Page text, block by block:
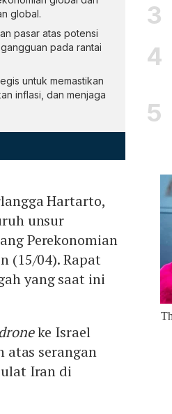
global.
pasar atas potensi
pada rantai
untuk memastikan
inflasi, dan menjaga
Hartarto,
unsur
Perekonomian
(15/04). Rapat
yang saat ini
ke Israel
atas serangan
Iran di